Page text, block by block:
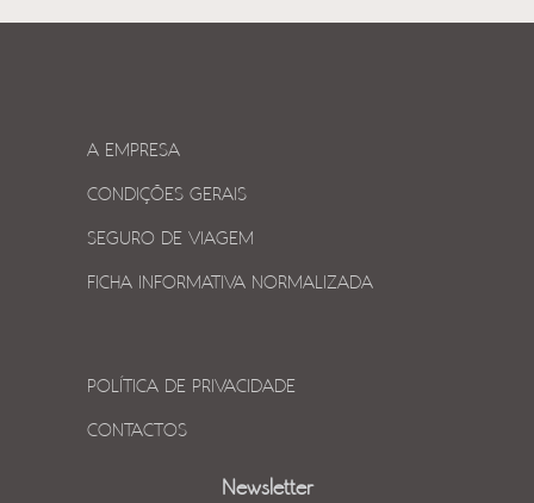
A EMPRESA
CONDIÇÕES GERAIS
SEGURO DE VIAGEM
FICHA INFORMATIVA NORMALIZADA
POLÍTICA DE PRIVACIDADE
CONTACTOS
Newsletter